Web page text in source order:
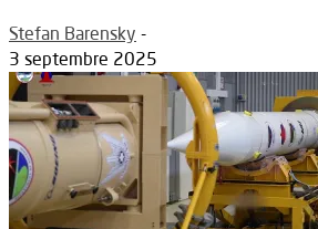
Stefan Barensky -
3 septembre 2025